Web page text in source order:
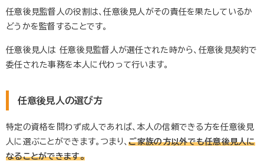
任意後見監督人の役割は、任意後見人がその責任を果たしているか
どうかを監督することです。
任意後見人は 任意後見監督人が選任された時から、任意後見契約で
委任された事務を本人に代わって行います。
任意後見人の選び方
特定の資格を問わず成人であれば、本人の信頼できる方を任意後見
人に選ぶことができます。つまり、ご家族の方以外でも任意後見人に
なることができます。